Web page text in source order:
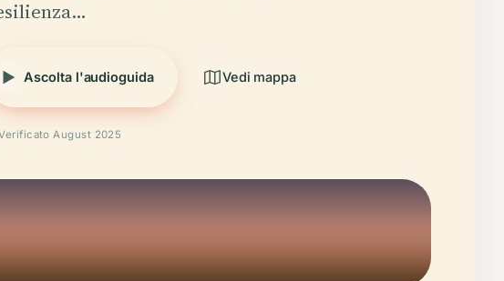
Ascolta l'audioguida Vedi mappa
August 2025